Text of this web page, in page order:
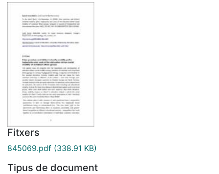
Fitxers
845069.pdf (338.91 KB)
Tipus de document